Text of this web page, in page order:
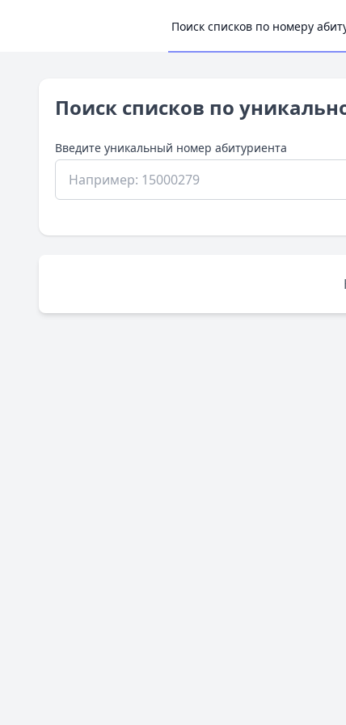
Поиск списков по номеру
Поиск списков по
Введите уникальный номер абитуриента